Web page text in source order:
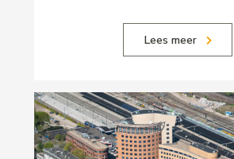
Lees meer